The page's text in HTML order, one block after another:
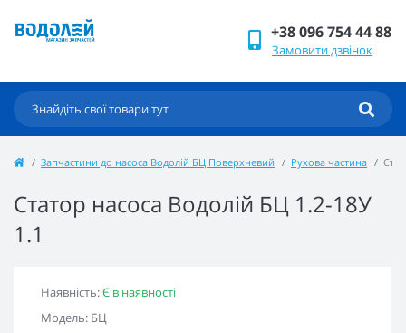
+38 096 754 44 88
Замовити дзвінок
Запчастини до насоса Водолій БЦ Поверхневий Рухова частина
Статор насоса Водолій БЦ 1.2-18У
1.1
Наявність:Є в наявності
Модель: БЦ